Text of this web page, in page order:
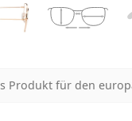
Produkt für den